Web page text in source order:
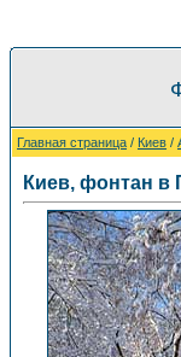
Главная страница / Киев /
Киев, фонтан в